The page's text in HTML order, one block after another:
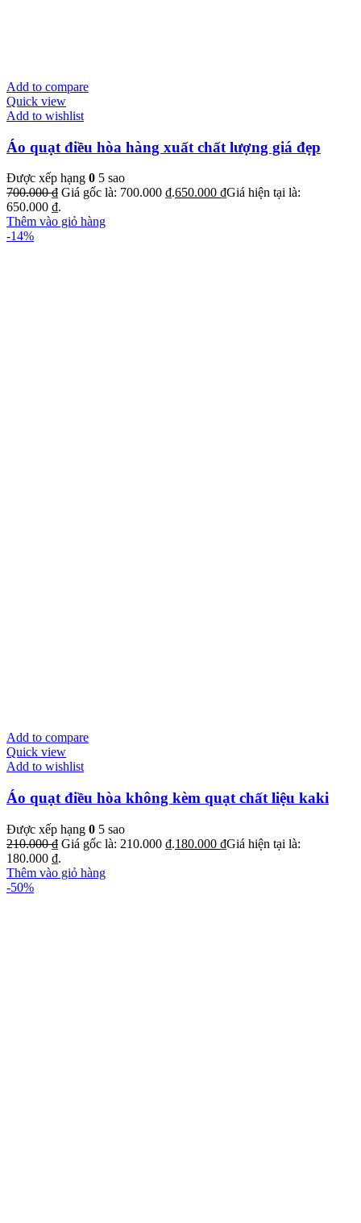
Add to compare
Quick view
Add to wishlist
Áo quạt điều hòa hàng xuất chất lượng giá đẹp
Được xếp hạng 0 5 sao
700.000₫ Giá gốc là: 700.000 ₫.650.000 ₫Giá hiện tại là:
650.000 ₫.
Thêm vào giỏ hàng
-14%
Add to compare
Quick view
Add to wishlist
Áo quạt điều hòa không kèm quạt chất liệu kaki
Được xếp hạng 0 5 sao
210.000₫ Giá gốc là: 210.000 ₫.180.000 ₫Giá hiện tại là:
180.000 ₫.
Thêm vào giỏ hàng
-50%